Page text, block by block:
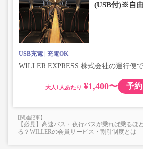
(USB付)※自
USB充電 充電OK
WILLER EXPRESS 株式会社の運行便で
大人 ¥1,400〜 予
【必見】高速バス・夜行バスが乗れば乗るほ
る？WILLERの会員サービス・割引制度とは